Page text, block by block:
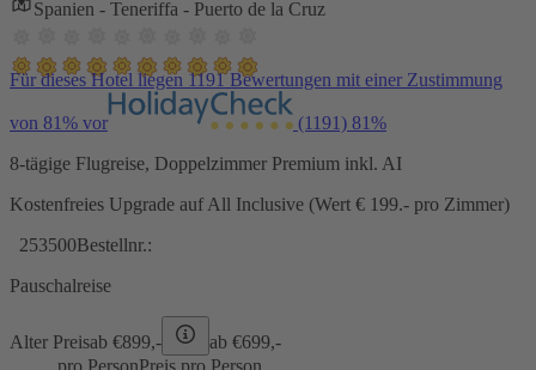
Spanien - Teneriffa - Puerto de la Cruz
Für dieses Hotel liegen 1191 Bewertungen mit einer Zustimmung
von 81% vor (1191) 81%
8-tägige Flugreise, Doppelzimmer Premium inkl. AI
Kostenfreies Upgrade auf All Inclusive (Wert € 199.- pro Zimmer)
253500Bestellnr.:
Pauschalreise
Alter Preisab €899,- ab €699,-
pro PersonPreis pro Person